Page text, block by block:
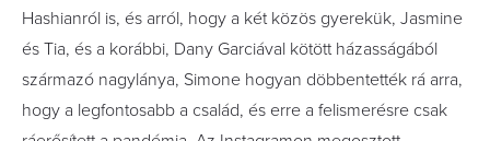
Hashianról is, és arról, hogy a két közös gyerekük, Jasmine
és Tia, és a korábbi, Dany Garciával kötött házasságából
származó nagylánya, Simone hogyan döbbentették rá arra,
hogy a legfontosabb a család, és erre a felismerésre csak